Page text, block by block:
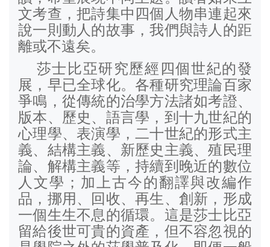
文考查，把詩集中四個人物串連起來
說一則動人的故事，我們與詩人的距
離或不遠矣。
莎士比亞研究歷經四個世紀的發
展，早已全球化。各種研究理論百家
爭鳴，從傳統的治學方法諸如考證、
版本、歷史、語言學，到十九世紀的
心理學、表演學，二十世紀的形式主
義、結構主義、新歷史主義、殖民理
論、解構主義等，持續到晚近的數位
人文學；加上古今的翻譯與改編作
品，挪用、回收、再生、創新，形成
一個生生不息的循環。這是莎士比亞
留給後世可貴的資產，但不容忽視的